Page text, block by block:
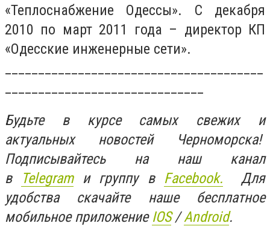
«Теплоснабжение Одессы». С декабря
2010 по март 2011 года – директор КП
«Одесские инженерные сети».
Будьте в курсе самых свежих и
актуальных новостей Черноморска!
Подписывайтесь на наш канал
в
Telegramи группу в Facebook. Для
удобства скачайте наше бесплатное
мобильное приложение IOS/Android.